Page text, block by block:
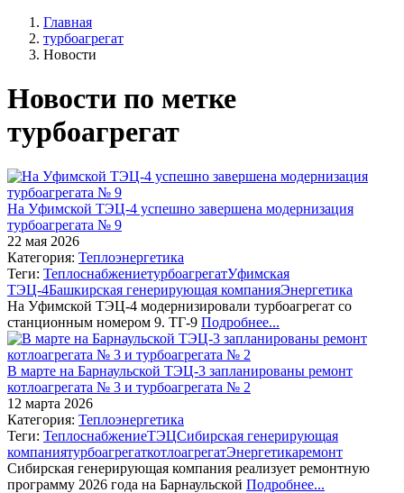
Главная
турбоагрегат
Новости
Новости по метке
турбоагрегат
На Уфимской ТЭЦ-4 успешно завершена модернизация
турбоагрегата № 9
22 мая 2026
Категория: Теплоэнергетика
Теги: ТеплоснабжениетурбоагрегатУфимская
ТЭЦ-4Башкирская генерирующая компанияЭнергетика
На Уфимской ТЭЦ-4 модернизировали турбоагрегат со
станционным номером 9. ТГ-9 Подробнее...
В марте на Барнаульской ТЭЦ-3 запланированы ремонт
котлоагрегата № 3 и турбоагрегата № 2
12 марта 2026
Категория: Теплоэнергетика
Теги: ТеплоснабжениеТЭЦСибирская генерирующая
компаниятурбоагрегаткотлоагрегатЭнергетикаремонт
Сибирская генерирующая компания реализует ремонтную
программу 2026 года на Барнаульской Подробнее...